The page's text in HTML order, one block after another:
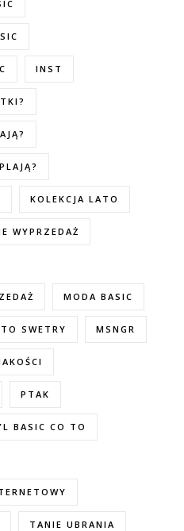
INST
KOLEKCJA LATO
WYPRZEDAŻ
MODA BASIC
SWETRY MSNGR
PTAK
BASIC CO TO
TANIE UBRANIA